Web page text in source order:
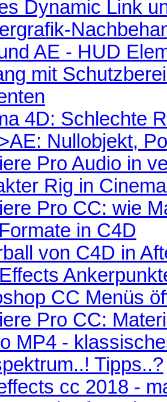
Dynamic Link
AE - HUD
mit
4D: Schlechte
Nullobjekt,
Pro Audio in
Rig in
Pro CC: wie
in C4D
von C4D in
CC Menüs
Pro CC:
MP4 -
Tipps..?
cc 2018 -